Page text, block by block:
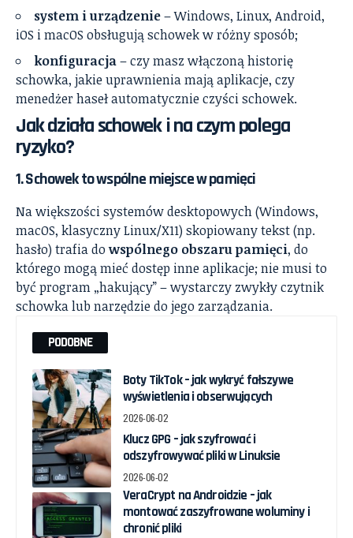
system i urządzenie– Windows, Linux, Android,
iOS i macOS obsługują schowek w różny sposób;
konfiguracja– czy masz włączoną historię
schowka, jakie uprawnienia mają aplikacje, czy
menedżer haseł automatycznie czyści schowek.
Jak działa schowek i na czym polega
ryzyko?
1. Schowek to wspólne miejsce w pamięci
Na większości systemów desktopowych (Windows,
macOS, klasyczny Linux/X11) skopiowany tekst (np.
hasło) trafia dowspólnego obszaru pamięci, do
którego mogą mieć dostęp inne aplikacje; nie musi to
być program „hakujący” – wystarczy zwykły czytnik
schowka lub narzędzie do jego zarządzania.
PODOBNE
Boty TikTok – jak wykryć fałszywe
wyświetlenia i obserwujących
2026-06-02
Klucz GPG – jak szyfrować i
odszyfrowywać pliki w Linuksie
2026-06-02
VeraCrypt na Androidzie – jak
montować zaszyfrowane woluminy i
chronić pliki